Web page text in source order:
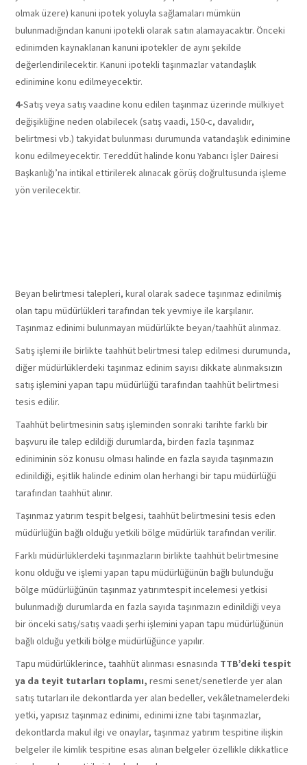
olmak üzere) kanuni ipotek yoluyla sağlamaları mümkün
bulunmadığından kanuni ipotekli olarak satın alamayacaktır. Önceki
edinimden kaynaklanan kanuni ipotekler de aynı şekilde
değerlendirilecektir. Kanuni ipotekli taşınmazlar vatandaşlık
edinimine konu edilmeyecektir.
4-Satış veya satış vaadine konu edilen taşınmaz üzerinde mülkiyet
değişikliğine neden olabilecek (satış vaadi, 150-c, davalıdır,
belirtmesi vb.) takyidat bulunması durumunda vatandaşlık edinimine
konu edilmeyecektir. Tereddüt halinde konu Yabancı İşler Dairesi
Başkanlığı’na intikal ettirilerek alınacak görüş doğrultusunda işleme
yön verilecektir.
Beyan belirtmesi talepleri, kural olarak sadece taşınmaz edinilmiş
olan tapu müdürlükleri tarafından tek yevmiye ile karşılanır.
Taşınmaz edinimi bulunmayan müdürlükte beyan/taahhüt alınmaz.
Satış işlemi ile birlikte taahhüt belirtmesi talep edilmesi durumunda,
diğer müdürlüklerdeki taşınmaz edinim sayısı dikkate alınmaksızın
satış işlemini yapan tapu müdürlüğü tarafından taahhüt belirtmesi
tesis edilir.
Taahhüt belirtmesinin satış işleminden sonraki tarihte farklı bir
başvuru ile talep edildiği durumlarda, birden fazla taşınmaz
ediniminin söz konusu olması halinde en fazla sayıda taşınmazın
edinildiği, eşitlik halinde edinim olan herhangi bir tapu müdürlüğü
tarafından taahhüt alınır.
Taşınmaz yatırım tespit belgesi, taahhüt belirtmesini tesis eden
müdürlüğün bağlı olduğu yetkili bölge müdürlük tarafından verilir.
Farklı müdürlüklerdeki taşınmazların birlikte taahhüt belirtmesine
konu olduğu ve işlemi yapan tapu müdürlüğünün bağlı bulunduğu
bölge müdürlüğünün taşınmaz yatırımtespit incelemesi yetkisi
bulunmadığı durumlarda en fazla sayıda taşınmazın edinildiği veya
bir önceki satış/satış vaadi şerhi işlemini yapan tapu müdürlüğünün
bağlı olduğu yetkili bölge müdürlüğünce yapılır.
Tapu müdürlüklerince, taahhüt alınması esnasında TTB’deki tespit
ya da teyit tutarları toplamı,resmi senet/senetlerde yer alan
satış tutarları ile dekontlarda yer alan bedeller, vekâletnamelerdeki
yetki, yapısız taşınmaz edinimi, edinimi izne tabi taşınmazlar,
dekontlarda makul ilgi ve onaylar, taşınmaz yatırım tespitine ilişkin
belgeler ile kimlik tespitine esas alınan belgeler özellikle dikkatlice